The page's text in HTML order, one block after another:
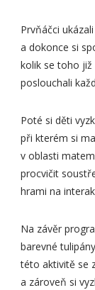
Prvňáčci
a dokonce si
kolik se toho již
poslouchali
Poté si děti
při kterém si
v oblasti
procvičit
hrami na
Na závěr
barevné
této aktivitě se
a zároveň si